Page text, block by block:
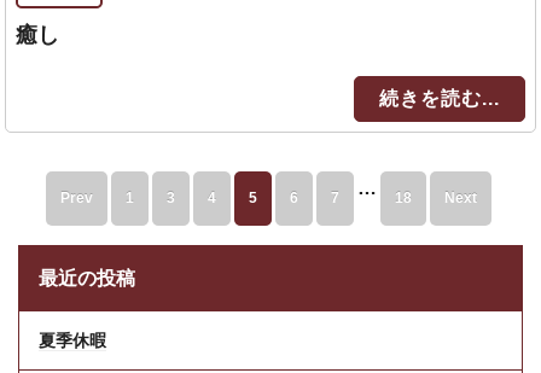
癒し
続きを読む...
Prev 1 3 4 5 6 7 … 18 Next
最近の投稿
夏季休暇